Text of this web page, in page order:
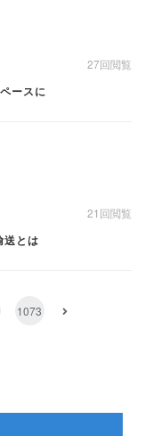
27回閲覧
ースに
21回閲覧
送とは
1073